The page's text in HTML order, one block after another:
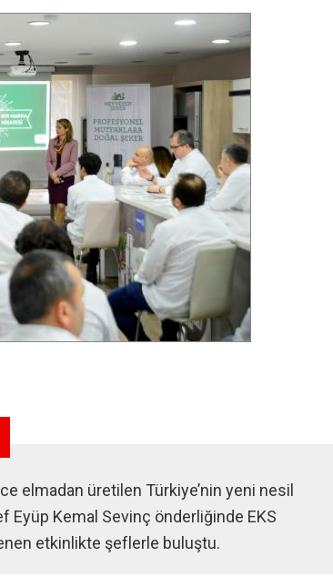
elmadan üretilen Türkiye’nin yeni nesil
Eyüp Kemal Sevinç önderliğinde EKS
etkinlikte şeflerle buluştu.